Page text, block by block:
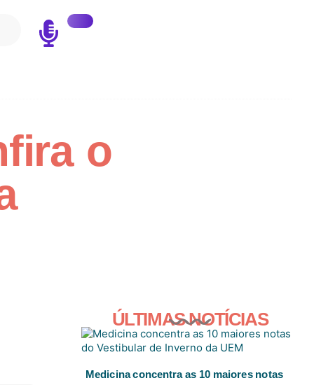
o
ÚLTIMAS NOTÍCIAS
Medicina concentra as 10 maiores notas